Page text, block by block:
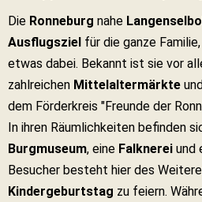
Die Ronneburg nahe
Ausflugsziel für die ganze
etwas dabei. Bekannt ist sie vor
zahlreichen Mittelaltermärkte
dem Förderkreis "Freunde der
In ihren Räumlichkeiten befinden
Burgmuseum, eine Falknerei und
Besucher besteht hier des
Kindergeburtstag zu feiern.